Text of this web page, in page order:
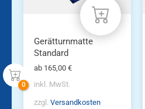
Produktseite
gewählt
werden
Gerätturnmatte
Standard
ab 165,00 €
inkl. MwSt.
zzgl. Versandkosten